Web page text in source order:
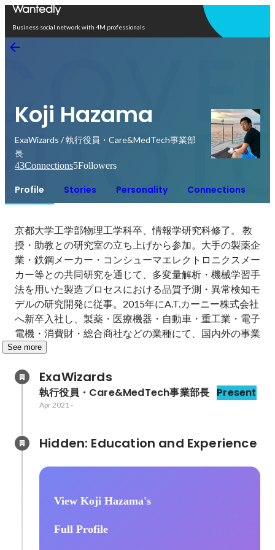
Business social network with 4M professionals
Koji Hazama
ExaWizards / 執行役員・Care&MedTech事業部
長
43Connections5Followers
Profile Stories Personality Connections
京都大学工学部物理工学科卒、情報学研究科修了。 教
授・助教との研究室の立ち上げから参加。大手の製薬企
業・鉄鋼メーカー・コンシューマエレクトロニクスメー
カー等との共同研究を通じて、多変量解析・機械学習手
法を用いた製造プロセスにおける品質予測・異常検知モ
デルの研究開発に従事。2015年にA.T.カーニー株式会社
へ新卒入社し、製薬・医療機器・自動車・重工業・電子
電機・消費財・総合商社などの業種にて、国内外の事業
See more
ExaWizards
執行役員・Care&MedTech事業部長 Present
Apr 2021-
View Koji Hazama's
Full Profile